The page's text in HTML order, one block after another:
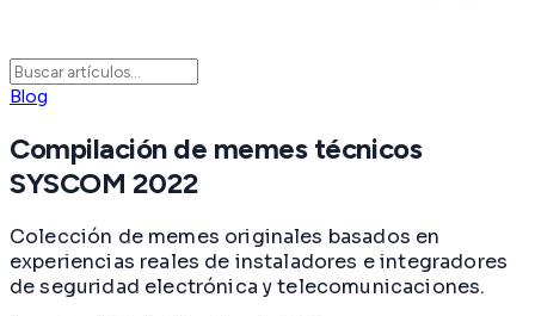
Blog
Compilación de memes técnicos
SYSCOM 2022
Colección de memes originales basados en
experiencias reales de instaladores e integradores
de seguridad electrónica y telecomunicaciones.